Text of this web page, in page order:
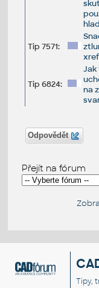
Tip 7571:
Tip 6824:
na
Odpovědět
Přejít na fórum
Tipy,